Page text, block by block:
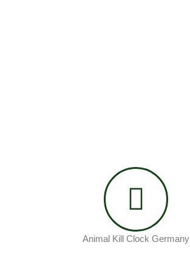
Animal Kill Clock Germany